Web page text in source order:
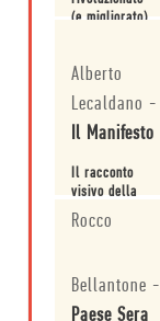
Minimum
(e migliorato)
Alberto
Lecaldano -
Il Manifesto
Il racconto
visivo della
casa editrice
di minimum fax
Riccardo
Falcinelli.
Rocco
Bellantone -
Paese Sera